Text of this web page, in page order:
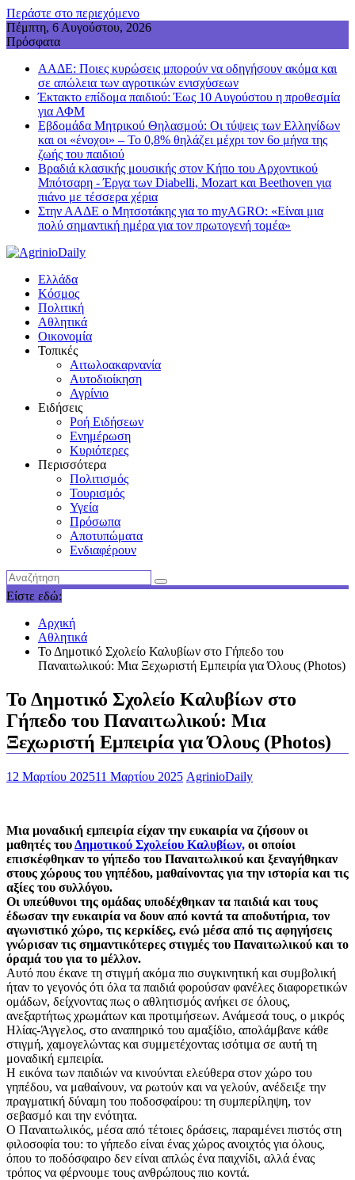
Περάστε στο περιεχόμενο
Πέμπτη, 6 Αυγούστου, 2026
Πρόσφατα
ΑΑΔΕ: Ποιες κυρώσεις μπορούν να οδηγήσουν ακόμα και
σε απώλεια των αγροτικών ενισχύσεων
Έκτακτο επίδομα παιδιού: Έως 10 Αυγούστου η προθεσμία
για ΑΦΜ
Εβδομάδα Μητρικού Θηλασμού: Οι τύψεις των Ελληνίδων
και οι «ένοχοι» – Το 0,8% θηλάζει μέχρι τον 6ο μήνα της
ζωής του παιδιού
Βραδιά κλασικής μουσικής στον Κήπο του Αρχοντικού
Μπότσαρη - Έργα των Diabelli, Mozart και Beethoven για
πιάνο με τέσσερα χέρια
Στην ΑΑΔΕ ο Μητσοτάκης για το myAGRO: «Είναι μια
πολύ σημαντική ημέρα για τον πρωτογενή τομέα»
Ελλάδα
Κόσμος
Πολιτική
Αθλητικά
Οικονομία
Τοπικές
Αιτωλοακαρνανία
Αυτοδιοίκηση
Αγρίνιο
Ειδήσεις
Ροή Ειδήσεων
Ενημέρωση
Κυριότερες
Περισσότερα
Πολιτισμός
Τουρισμός
Υγεία
Πρόσωπα
Αποτυπώματα
Ενδιαφέρουν
Είστε εδώ:
Αρχική
Αθλητικά
Το Δημοτικό Σχολείο Καλυβίων στο Γήπεδο του
Παναιτωλικού: Μια Ξεχωριστή Εμπειρία για Όλους (Photos)
Το Δημοτικό Σχολείο Καλυβίων στο
Γήπεδο του Παναιτωλικού: Μια
Ξεχωριστή Εμπειρία για Όλους (Photos)
12 Μαρτίου 202511 Μαρτίου 2025 AgrinioDaily
Μια μοναδική εμπειρία είχαν την ευκαιρία να ζήσουν οι
μαθητές τουΔημοτικού Σχολείου Καλυβίων, οι οποίοι
επισκέφθηκαν το γήπεδο του Παναιτωλικού και ξεναγήθηκαν
στους χώρους του γηπέδου, μαθαίνοντας για την ιστορία και τις
αξίες του συλλόγου.
Οι υπεύθυνοι της ομάδας υποδέχθηκαν τα παιδιά και τους
έδωσαν την ευκαιρία να δουν από κοντά τα αποδυτήρια, τον
αγωνιστικό χώρο, τις κερκίδες, ενώ μέσα από τις αφηγήσεις
γνώρισαν τις σημαντικότερες στιγμές του Παναιτωλικού και το
όραμά του για το μέλλον.
Αυτό που έκανε τη στιγμή ακόμα πιο συγκινητική και συμβολική
ήταν το γεγονός ότι όλα τα παιδιά φορούσαν φανέλες διαφορετικών
ομάδων, δείχνοντας πως ο αθλητισμός ανήκει σε όλους,
ανεξαρτήτως χρωμάτων και προτιμήσεων. Ανάμεσά τους, ο μικρός
Ηλίας-Άγγελος, στο αναπηρικό του αμαξίδιο, απολάμβανε κάθε
στιγμή, χαμογελώντας και συμμετέχοντας ισότιμα σε αυτή τη
μοναδική εμπειρία.
Η εικόνα των παιδιών να κινούνται ελεύθερα στον χώρο του
γηπέδου, να μαθαίνουν, να ρωτούν και να γελούν, ανέδειξε την
πραγματική δύναμη του ποδοσφαίρου: τη συμπερίληψη, τον
σεβασμό και την ενότητα.
Ο Παναιτωλικός, μέσα από τέτοιες δράσεις, παραμένει πιστός στη
φιλοσοφία του: το γήπεδο είναι ένας χώρος ανοιχτός για όλους,
όπου το ποδόσφαιρο δεν είναι απλώς ένα παιχνίδι, αλλά ένας
τρόπος να φέρνουμε τους ανθρώπους πιο κοντά.